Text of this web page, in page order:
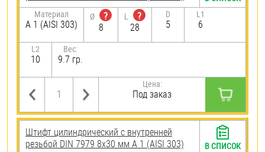
Материал
А 1 (AISI 303)
Ø
?
8
L
?
28
D
5
L1
6
L2
10
Вес:
9.7 гр.
Цена:
Под заказ
Штифт цилиндрический с внутренней
резьбой DIN 7979 8х30 мм А 1 (AISI 303)
В СПИСОК